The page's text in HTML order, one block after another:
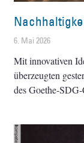
6. Mai 2026
Mit innovativen
überzeugten
des Goethe-